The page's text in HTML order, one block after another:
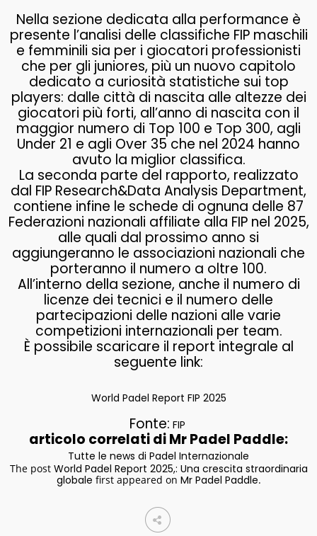
Nella sezione dedicata alla performance è
presente l’analisi delle classifiche FIP maschili
e femminili sia per i giocatori professionisti
che per gli juniores, più un nuovo capitolo
dedicato a curiosità statistiche sui top
players: dalle città di nascita alle altezze dei
giocatori più forti, all’anno di nascita con il
maggior numero di Top 100 e Top 300, agli
Under 21 e agli Over 35 che nel 2024 hanno
avuto la miglior classifica.
La seconda parte del rapporto, realizzato
dal FIP Research&Data Analysis Department,
contiene infine le schede di ognuna delle 87
Federazioni nazionali affiliate alla FIP nel 2025,
alle quali dal prossimo anno si
aggiungeranno le associazioni nazionali che
porteranno il numero a oltre 100.
All’interno della sezione, anche il numero di
licenze dei tecnici e il numero delle
partecipazioni delle nazioni alle varie
competizioni internazionali per team.
È possibile scaricare il report integrale al
seguente link:
World Padel Report FIP 2025
Fonte: FIP
articolo correlati di Mr Padel Paddle:
Tutte le news di Padel Internazionale
The post World Padel Report 2025,: Una crescita straordinaria
globale first appeared on Mr Padel Paddle.